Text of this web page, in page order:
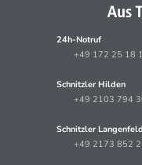
24h-Notruf
+49 172 25 18
Schnitzler Hilden
+49 2103 794
Schnitzler Langenfeld
+49 2173 852